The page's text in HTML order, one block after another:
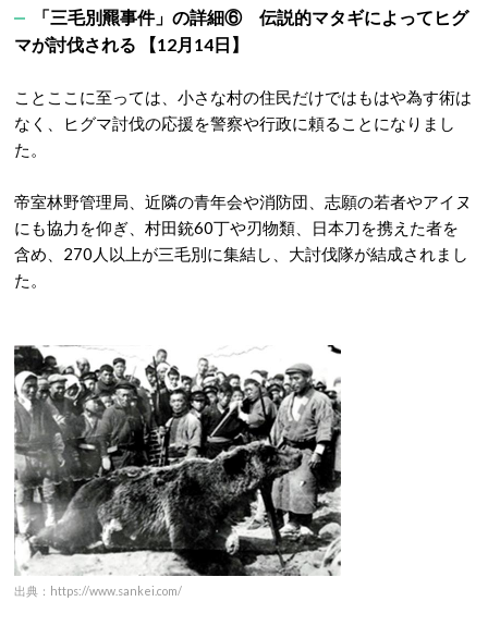
「三毛別羆事件」の詳細⑥ 伝説的マタギによってヒグ
マが討伐される 【12月14日】
ことここに至っては、小さな村の住民だけではもはや為す術は
なく、ヒグマ討伐の応援を警察や行政に頼ることになりまし
た。
帝室林野管理局、近隣の青年会や消防団、志願の若者やアイヌ
にも協力を仰ぎ、村田銃60丁や刃物類、日本刀を携えた者を
含め、270人以上が三毛別に集結し、大討伐隊が結成されまし
た。
出典：https://www.sankei.com/